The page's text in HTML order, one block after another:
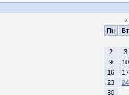
«
Пн
Вт
2
3
9
10
16
17
23
24
30